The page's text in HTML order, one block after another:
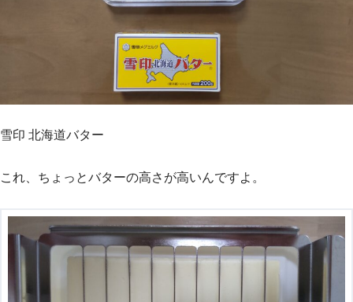
雪印 北海道バター
これ、ちょっとバターの高さが高いんですよ。